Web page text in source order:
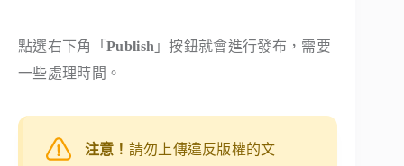
點選右下角「 Publish 」按鈕就會進行發布，需要
一些處理時間。
注意！ 請勿上傳違反版權的文